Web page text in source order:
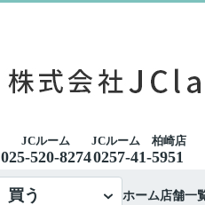
JCルーム
025-520-8274
JCルーム 柏崎店
0257-41-5951
買う ホーム店舗一